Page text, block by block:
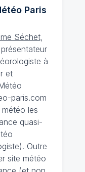
Paris
Séchet,
à
et
paris.com
les
quasi-
Outre
site météo